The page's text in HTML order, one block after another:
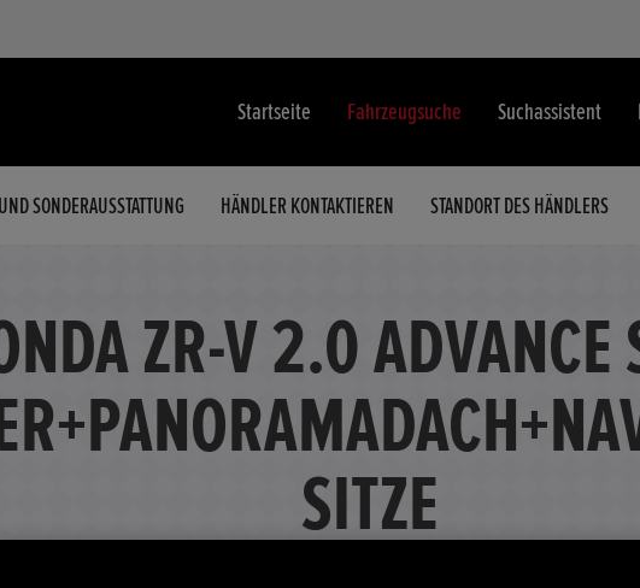
Startseite Fahrzeugsuche Suchassistent
SONDERAUSSTATTUNG HÄNDLER KONTAKTIEREN STANDORT DES HÄNDLERS
ZR-V 2.0 ADVANCE
SITZE